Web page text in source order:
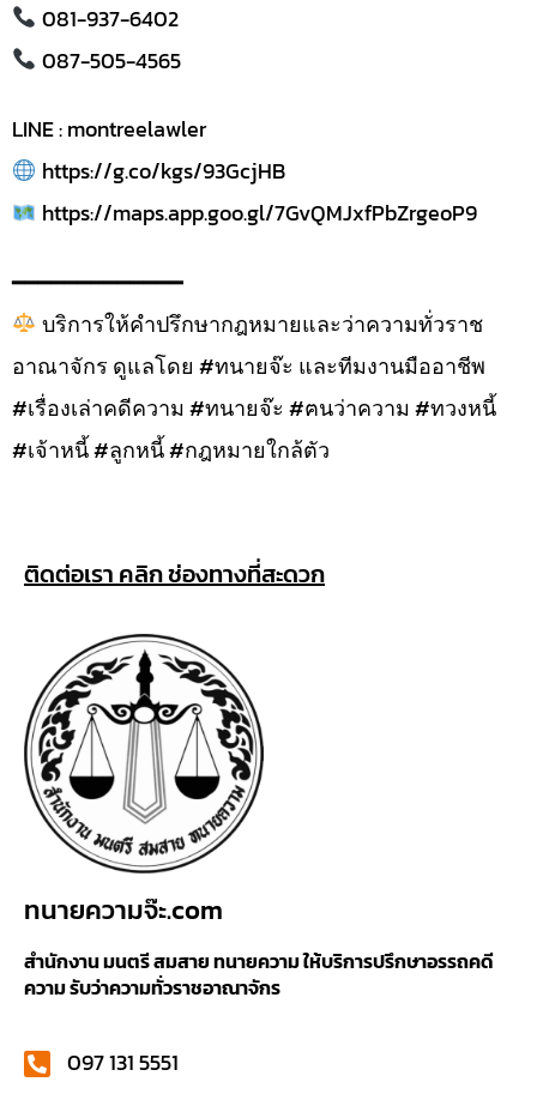
081-937-6402
087-505-4565
LINE : montreelawler
https://g.co/kgs/93GcjHB
https://maps.app.goo.gl/7GvQMJxfPbZrgeoP9
━━━━━━━━━━━━━
บริการให้คำปรึกษากฎหมายและว่าความทั่วราช
อาณาจักร ดูแลโดย #ทนายจ๊ะ และทีมงานมืออาชีพ
#เรื่องเล่าคดีความ #ทนายจ๊ะ #ฅนว่าความ #ทวงหนี้
#เจ้าหนี้ #ลูกหนี้ #กฎหมายใกล้ตัว
ติดต่อเรา คลิก ช่องทางที่สะดวก
ทนายความจ๊ะ.com
สำนักงาน มนตรี สมสาย ทนายความ ให้บริการปรึกษาอรรถคดี
ความ รับว่าความทั่วราชอาณาจักร
097 131 5551